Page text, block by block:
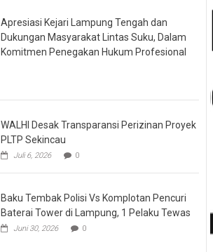
Apresiasi Kejari Lampung Tengah dan
Dukungan Masyarakat Lintas Suku, Dalam
Komitmen Penegakan Hukum Profesional
WALHI Desak Transparansi Perizinan Proyek
PLTP Sekincau
Juli 6, 2026 0
Baku Tembak Polisi Vs Komplotan Pencuri
Baterai Tower di Lampung, 1 Pelaku Tewas
Juni 30, 2026 0